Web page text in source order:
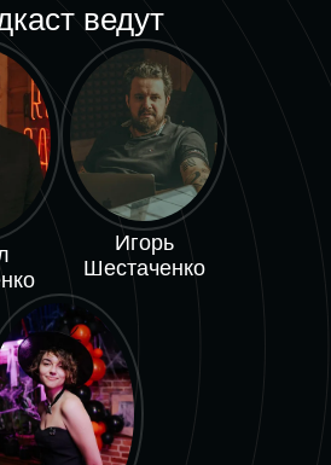
ведут
Игорь
Шестаченко